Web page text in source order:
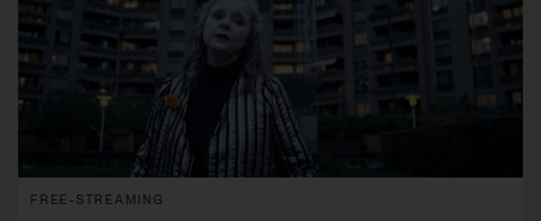
FREE-STREAMING